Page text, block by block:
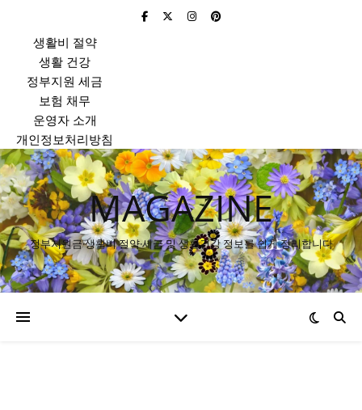
생활비 절약
생활 건강
정부지원 세금
보험 채무
운영자 소개
개인정보처리방침
MAGAZINE
정부지원금·생활비 절약·세금 및 생활건강 정보를 쉽게 정리합니다